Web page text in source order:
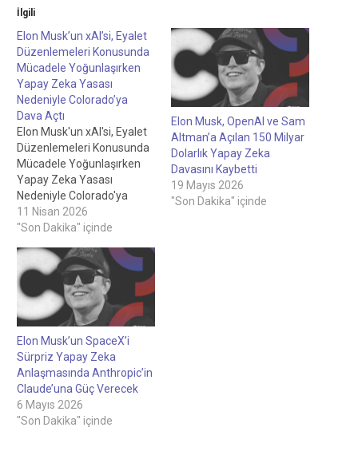
İlgili
Elon Musk’un xAI’si, Eyalet
Düzenlemeleri Konusunda
Mücadele Yoğunlaşırken
Yapay Zeka Yasası
Nedeniyle Colorado’ya
Dava Açtı
Elon Musk'un xAI'si, Eyalet
Düzenlemeleri Konusunda
Mücadele Yoğunlaşırken
Yapay Zeka Yasası
Nedeniyle Colorado'ya
Dava AçtıMadeni Para
FiyatlarıBTC$72,840,000,82%.
11 Nisan 2026
"Son Dakika" içinde
Elon Musk, OpenAI ve Sam
Altman’a Açılan 150 Milyar
Dolarlık Yapay Zeka
Davasını Kaybetti
19 Mayıs 2026
"Son Dakika" içinde
Elon Musk’un SpaceX’i
Sürpriz Yapay Zeka
Anlaşmasında Anthropic’in
Claude’una Güç Verecek
6 Mayıs 2026
"Son Dakika" içinde